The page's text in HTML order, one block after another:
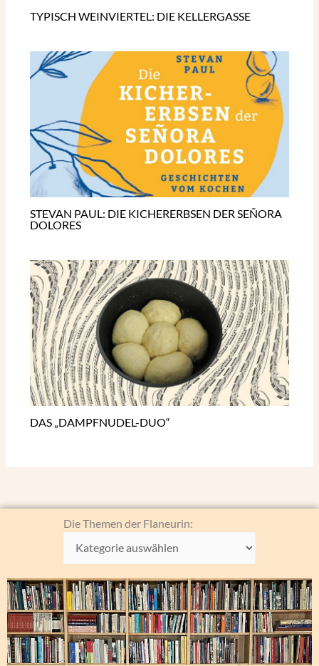
TYPISCH WEINVIERTEL: DIE KELLERGASSE
STEVAN PAUL: DIE KICHERERBSEN DER SEÑORA
DOLORES
DAS „DAMPFNUDEL-DUO“
Die Themen der Flaneurin:
Die
der